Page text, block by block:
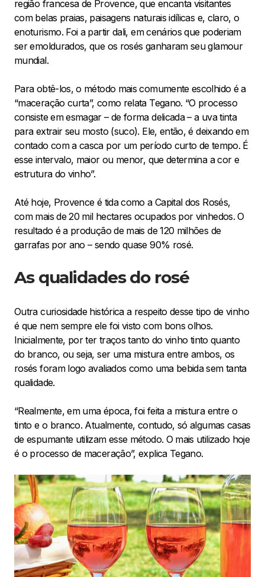
região francesa de Provence, que encanta visitantes
com belas praias, paisagens naturais idílicas e, claro, o
enoturismo. Foi a partir dali, em cenários que poderiam
ser emoldurados, que os rosés ganharam seu glamour
mundial.
Para obtê-los, o método mais comumente escolhido é a
“maceração curta”, como relata Tegano. “O processo
consiste em esmagar – de forma delicada – a uva tinta
para extrair seu mosto (suco). Ele, então, é deixando em
contado com a casca por um período curto de tempo. É
esse intervalo, maior ou menor, que determina a cor e
estrutura do vinho”.
Até hoje, Provence é tida como a Capital dos Rosés,
com mais de 20 mil hectares ocupados por vinhedos. O
resultado é a produção de mais de 120 milhões de
garrafas por ano – sendo quase 90% rosé.
As qualidades do rosé
Outra curiosidade histórica a respeito desse tipo de vinho
é que nem sempre ele foi visto com bons olhos.
Inicialmente, por ter traços tanto do vinho tinto quanto
do branco, ou seja, ser uma mistura entre ambos, os
rosés foram logo avaliados como uma bebida sem tanta
qualidade.
“Realmente, em uma época, foi feita a mistura entre o
tinto e o branco. Atualmente, contudo, só algumas casas
de espumante utilizam esse método. O mais utilizado hoje
é o processo de maceração”, explica Tegano.